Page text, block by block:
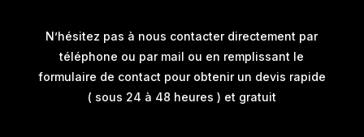
N’hésitez pas à nous contacter directement par
téléphone ou par mail ou en remplissant le
formulaire de contact pour obtenir un devis rapide
( sous 24 à 48 heures ) et gratuit